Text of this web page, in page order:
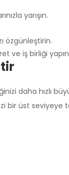
yarışın.
özgünleştirin.
ve iş birliği
daha
bir üst seviyeye